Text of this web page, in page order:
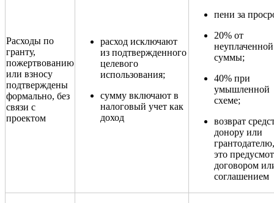
Расходы по
гранту,
пожертвованию
или взносу
подтверждены
формально, без
связи с
проектом
расход исключают
из подтвержденного
целевого
использования;
сумму включают в
налоговый учет как
доход
пени за
20% от
неуплаченной
суммы;
40% при
умышленной
схеме;
возврат
донору или
это
договором
соглашением